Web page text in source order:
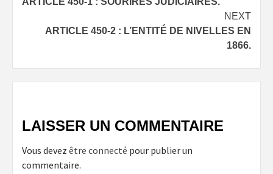
navigation
NEXT
ARTICLE 450-2 : L’ENTITÉ DE NIVELLES EN
1866.
LAISSER UN COMMENTAIRE
Vous devez être connecté pour publier un
commentaire.